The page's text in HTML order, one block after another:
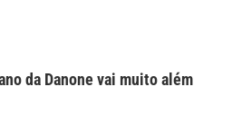
da Danone vai muito além